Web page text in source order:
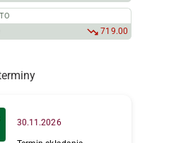
719.00
30.11.2026